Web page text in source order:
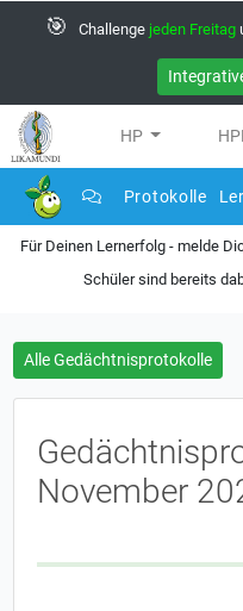
🎯 Challenge jeden Freitag
HP
Protokolle
Für Deinen Lernerfolg - melde
Schüler sind bereits
Alle Gedächtnisprotokolle
November